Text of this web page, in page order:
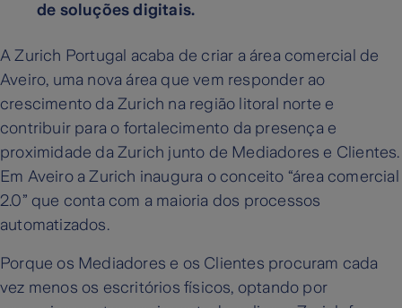
de soluções digitais.
A Zurich Portugal acaba de criar a área comercial de
Aveiro, uma nova área que vem responder ao
crescimento da Zurich na região litoral norte e
contribuir para o fortalecimento da presença e
proximidade da Zurich junto de Mediadores e Clientes.
Em Aveiro a Zurich inaugura o conceito “área comercial
2.0” que conta com a maioria dos processos
automatizados.
Porque os Mediadores e os Clientes procuram cada
vez menos os escritórios físicos, optando por